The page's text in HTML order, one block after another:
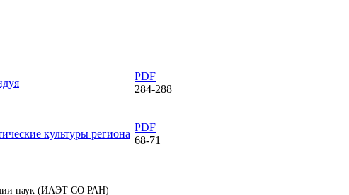
PDF
284-288
культуры региона
PDF
68-71
наук (ИАЭТ СО РАН)